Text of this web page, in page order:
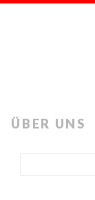
ÜBER UNS